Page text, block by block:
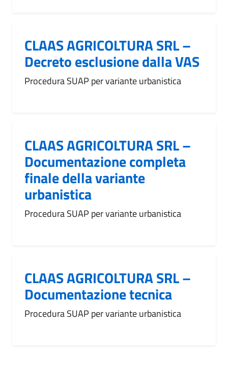
CLAAS AGRICOLTURA SRL –
Decreto esclusione dalla VAS
Procedura SUAP per variante urbanistica
CLAAS AGRICOLTURA SRL –
Documentazione completa
finale della variante
urbanistica
Procedura SUAP per variante urbanistica
CLAAS AGRICOLTURA SRL –
Documentazione tecnica
Procedura SUAP per variante urbanistica